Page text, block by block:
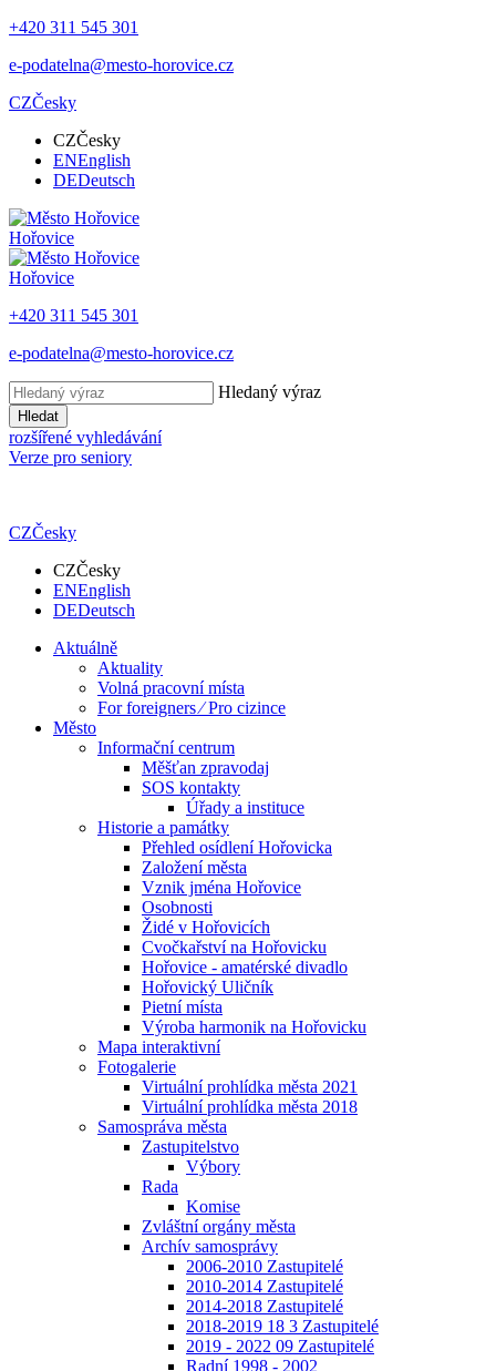
+420 311 545 301
e-podatelna@mesto-horovice.cz
CZČesky
CZČesky
ENEnglish
DEDeutsch
Hořovice
Hořovice
+420 311 545 301
e-podatelna@mesto-horovice.cz
Hledaný výraz
Hledat
rozšířené vyhledávání
Verze pro seniory
CZČesky
CZČesky
ENEnglish
DEDeutsch
Aktuálně
Aktuality
Volná pracovní místa
For foreigners ⁄ Pro cizince
Město
Informační centrum
Měšťan zpravodaj
SOS kontakty
Úřady a instituce
Historie a památky
Přehled osídlení Hořovicka
Založení města
Vznik jména Hořovice
Osobnosti
Židé v Hořovicích
Cvočkařství na Hořovicku
Hořovice - amatérské divadlo
Hořovický Uličník
Pietní místa
Výroba harmonik na Hořovicku
Mapa interaktivní
Fotogalerie
Virtuální prohlídka města 2021
Virtuální prohlídka města 2018
Samospráva města
Zastupitelstvo
Výbory
Rada
Komise
Zvláštní orgány města
Archív samosprávy
2006-2010 Zastupitelé
2010-2014 Zastupitelé
2014-2018 Zastupitelé
2018-2019 18 3 Zastupitelé
2019 - 2022 09 Zastupitelé
Radní 1998 - 2002